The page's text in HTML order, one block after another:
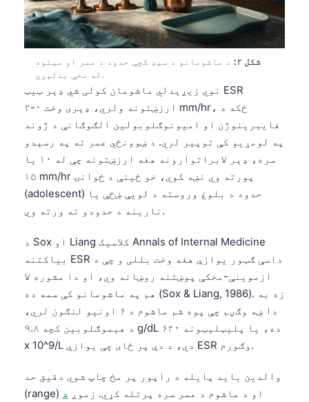
شکل ۲:
د ماشومانو د سیډ کچې حدود د عمر او میتود
له مخې بدلېږي.
نوي زیږېدلي ماشومان کولی شي ډېر ټیټ ESR
ارزښتونه ولري، ډېری وخت ۰-۲ mm/hr، ځکه د
فایبرینوژن او امیونوګلوبولین الګوګانې د ژوند
په لومړیو کې توپیر لري. د ښوونځي عمر ته په رسېدو
سره، ډېر لابراتوارونه هغه ارزښتونه چې له ۱۰ یا
۱۵ mm/hr پورته وي نښه کوي، خو ځینې د ځوانۍ
(adolescent) حدود د بلوغ وروسته د لویې ښځې یا
نارینه د حدودو ته ورته وي.
د Sox او Liang کلاسیک Annals of Internal Medicine
بیاکتنه ESR داسې ګټور یوازې هغه وخت بللی و چې د
ازموینې-مخکې پوښتنه روښانه وي، او دا مشوره لا
هم په ماشومانو کې سمه ده (Sox & Liang, 1986). زه به
دا ښه وګڼم چې پوه شم ماشوم د ۶ اونیو لنګون لري،
د هیموګلوبین کچه ۹.۸ g/dL ده، یا پلیټلیټونه ۶۲۰
x 10^9/L دي، د دې پر ځای چې یوازې ESR وګورم.
والدین باید پایله د راپور پر مخ چاپ شوي دقیق حد
(range) او د ماشوم د عمر سره پرتله کړي. زموږ د